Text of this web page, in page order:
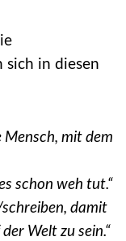
sich in diesen
Mensch, mit dem
schon weh tut.“
damit
Welt zu sein.“